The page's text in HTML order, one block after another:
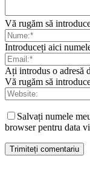
Vă rugăm să
Introduceți aici
Ați introdus o adresă
Vă rugăm să
Salvați numele
browser pentru data